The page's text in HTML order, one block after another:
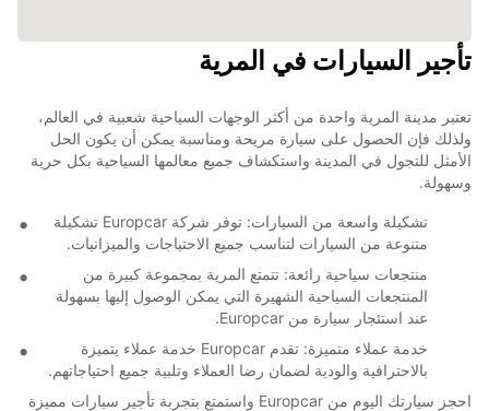
تأجير السيارات في المرية
تعتبر مدينة المرية واحدة من أكثر الوجهات السياحية شعبية في العالم،
ولذلك فإن الحصول على سيارة مريحة ومناسبة يمكن أن يكون الحل
الأمثل للتجول في المدينة واستكشاف جميع معالمها السياحية بكل حرية
وسهولة.
تشكيلة واسعة من السيارات: توفر شركة Europcar تشكيلة
متنوعة من السيارات لتناسب جميع الاحتياجات والميزانيات.
منتجعات سياحية رائعة: تتمتع المرية بمجموعة كبيرة من
المنتجعات السياحية الشهيرة التي يمكن الوصول إليها بسهولة
عند استئجار سيارة من Europcar.
خدمة عملاء متميزة: تقدم Europcar خدمة عملاء يتميزة
بالاحترافية والودية لضمان رضا العملاء وتلبية جميع احتياجاتهم.
احجز سيارتك اليوم من Europcar واستمتع بتجربة تأجير سيارات مميزة